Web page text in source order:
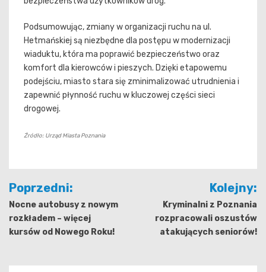
Podsumowując, zmiany w organizacji ruchu na ul.
Hetmańskiej są niezbędne dla postępu w modernizacji
wiaduktu, która ma poprawić bezpieczeństwo oraz
komfort dla kierowców i pieszych. Dzięki etapowemu
podejściu, miasto stara się zminimalizować utrudnienia i
zapewnić płynność ruchu w kluczowej części sieci
drogowej.
Źródło: Urząd Miasta Poznania
Nawigacja
wpisu
Poprzedni:
Nocne autobusy z nowym
rozkładem – więcej
kursów od Nowego Roku!
Kolejny:
Kryminalni z Poznania
rozpracowali oszustów
atakujących seniorów!